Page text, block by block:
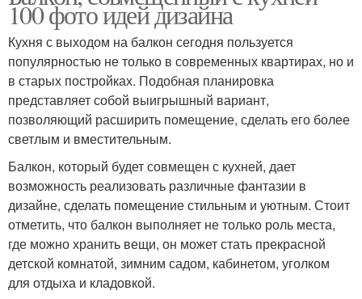
100 фото идей дизайна
Кухня с выходом на балкон сегодня пользуется
популярностью не только в современных квартирах, но и
в старых постройках. Подобная планировка
представляет собой выигрышный вариант,
позволяющий расширить помещение, сделать его более
светлым и вместительным.
Балкон, который будет совмещен с кухней, дает
возможность реализовать различные фантазии в
дизайне, сделать помещение стильным и уютным. Стоит
отметить, что балкон выполняет не только роль места,
где можно хранить вещи, он может стать прекрасной
детской комнатой, зимним садом, кабинетом, уголком
для отдыха и кладовкой.